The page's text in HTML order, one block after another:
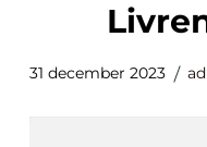
31 december 2023